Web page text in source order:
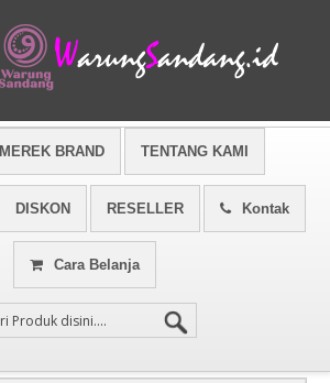
MEREK BRAND TENTANG KAMI
DISKON RESELLER Kontak
Cara Belanja